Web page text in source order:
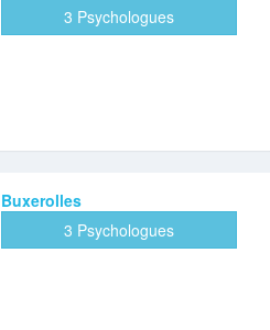
3 Psychologues
Buxerolles
3 Psychologues